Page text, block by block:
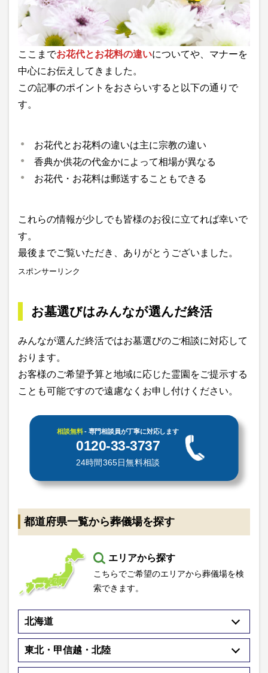
ここまでお花代とお花料の違いについてや、マナーを
中心にお伝えしてきました。
この記事のポイントをおさらいすると以下の通りで
す。
お花代とお花料の違いは主に宗教の違い
香典か供花の代金かによって相場が異なる
お花代・お花料は郵送することもできる
これらの情報が少しでも皆様のお役に立てれば幸いで
す。
最後までご覧いただき、ありがとうございました。
スポンサーリンク
お墓選びはみんなが選んだ終活
みんなが選んだ終活ではお墓選びのご相談に対応して
おります。
お客様のご希望予算と地域に応じた霊園をご提示する
ことも可能ですので遠慮なくお申し付けください。
相談無料- 専門相談員が丁寧に対応します
0120-33-3737
24時間365日無料相談
都道府県一覧から葬儀場を探す
エリアから探す
こちらでご希望のエリアから葬儀場を検
索できます。
北海道
東北・甲信越・北陸